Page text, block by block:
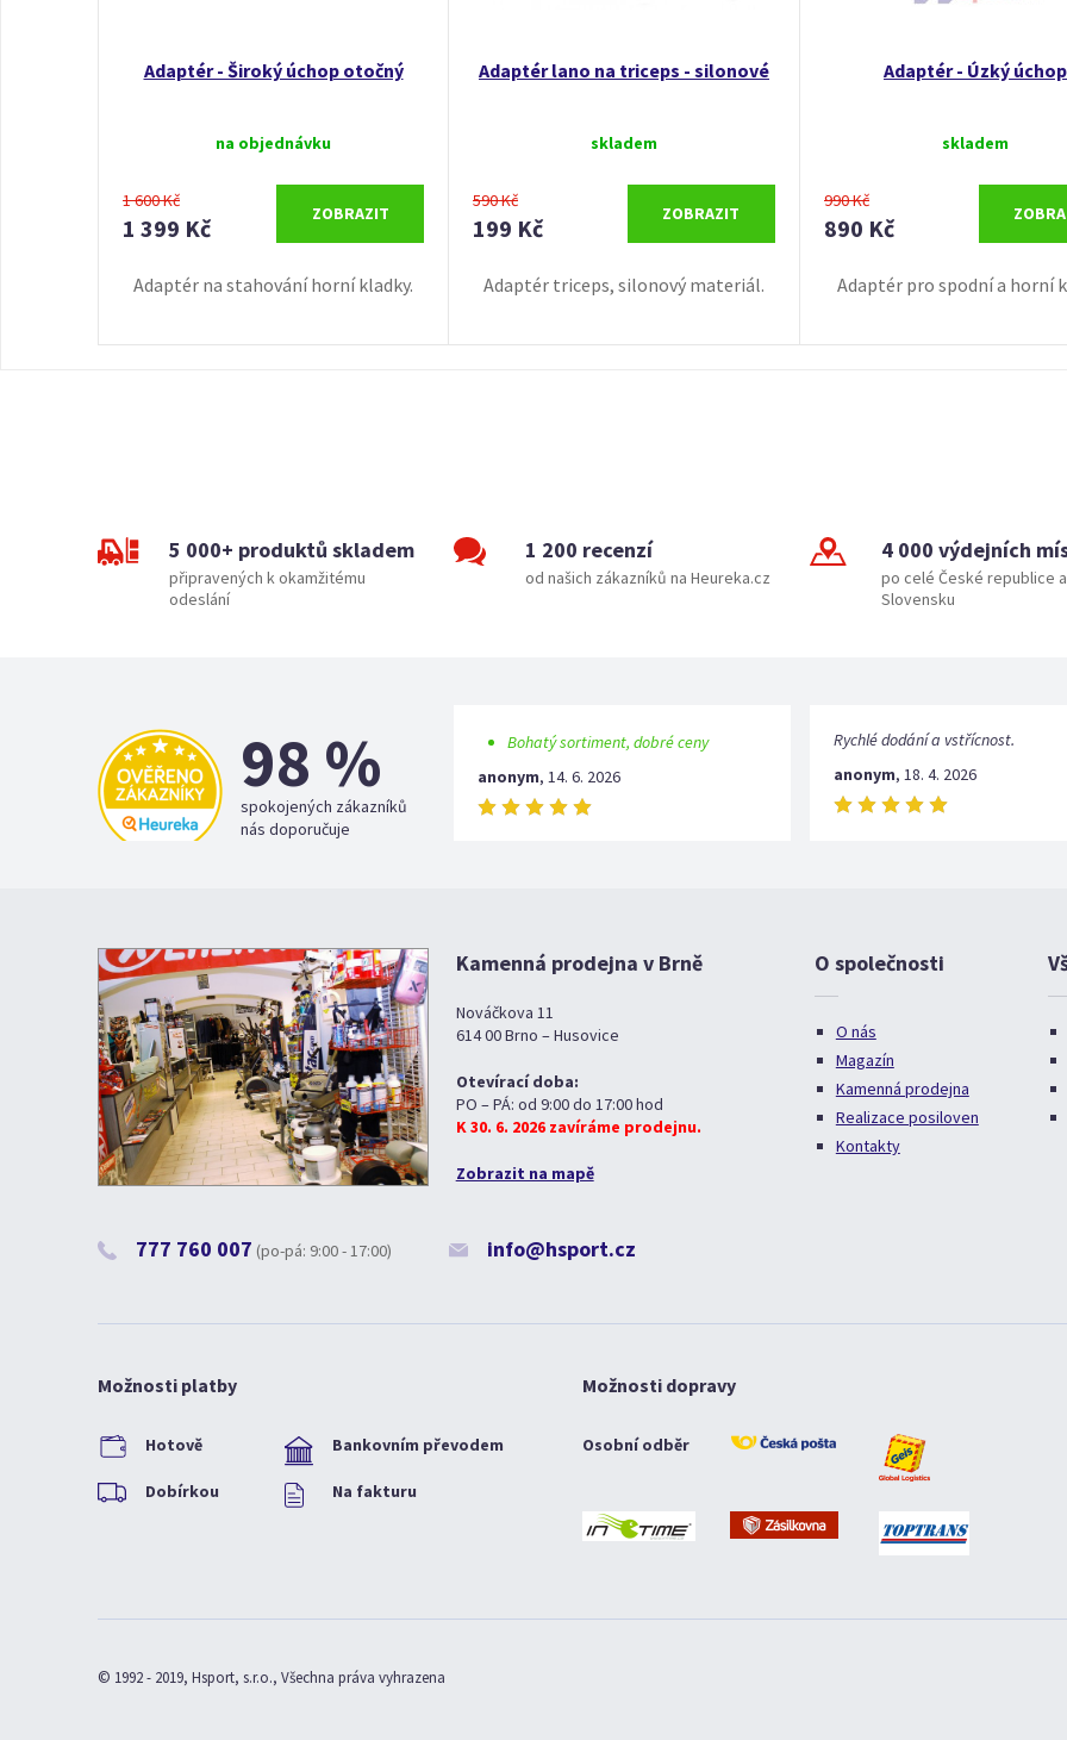
Adaptér - Široký úchop otočný
na objednávku
1 600 Kč
1 399 Kč
ZOBRAZIT
Adaptér na stahování horní kladky.
Adaptér lano na triceps - silonové
skladem
590 Kč
199 Kč
ZOBRAZIT
Adaptér triceps, silonový materiál.
Adaptér - Úzký úchop
skladem
990 Kč
890 Kč
Adaptér pro spodní a horní
5 000+ produktů skladem
připravených k okamžitému
odeslání
1 200 recenzí
od našich zákazníků na Heureka.cz
4 000 výdejních
po celé České republice a
Slovensku
98 %
spokojených zákazníků
nás doporučuje
Bohatý sortiment, dobré ceny
anonym, 14. 6. 2026
Rychlé dodání a vstřícnost.
anonym, 18. 4. 2026
Kamenná prodejna v Brně
Nováčkova 11
614 00 Brno – Husovice
Otevírací doba:
PO – PÁ: od 9:00 do 17:00 hod
K 30. 6. 2026 zavíráme prodejnu.
Zobrazit na mapě
777 760 007 (po-pá: 9:00 - 17:00) info@hsport.cz
O společnosti
O nás
Magazín
Kamenná prodejna
Realizace posiloven
Kontakty
Možnosti platby
Hotově Bankovním převodem
Dobírkou Na fakturu
Možnosti dopravy
Osobní odběr
© 1992 - 2019, Hsport, s.r.o., Všechna práva vyhrazena